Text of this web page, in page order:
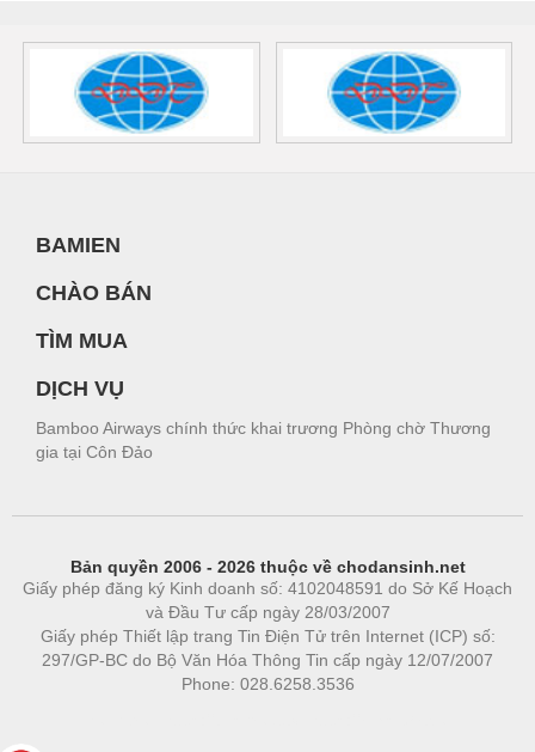
BAMIEN
CHÀO BÁN
TÌM MUA
DỊCH VỤ
Bamboo Airways chính thức khai trương Phòng chờ Thương
gia tại Côn Đảo
Bản quyền 2006 - 2026 thuộc về chodansinh.net
Giấy phép đăng ký Kinh doanh số: 4102048591 do Sở Kế Hoạch
và Đầu Tư cấp ngày 28/03/2007
Giấy phép Thiết lập trang Tin Điện Tử trên Internet (ICP) số:
297/GP-BC do Bộ Văn Hóa Thông Tin cấp ngày 12/07/2007
Phone: 028.6258.3536